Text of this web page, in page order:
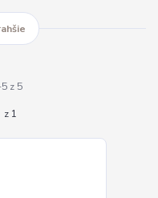
z 5
z 1